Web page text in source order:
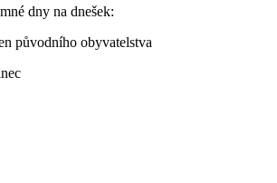
dny na dnešek:
původního obyvatelstva